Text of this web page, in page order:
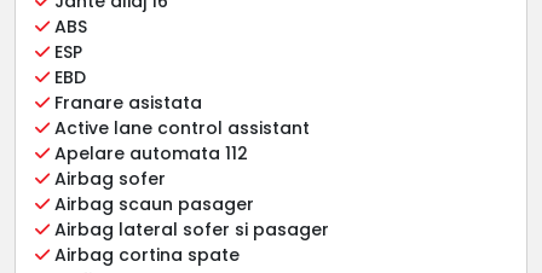
ABS
ESP
EBD
Franare asistata
Active lane control assistant
Apelare automata 112
Airbag sofer
Airbag scaun pasager
Airbag lateral sofer si pasager
Airbag cortina spate